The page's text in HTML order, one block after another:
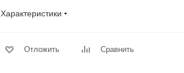
Характеристики
Отложить Сравнить